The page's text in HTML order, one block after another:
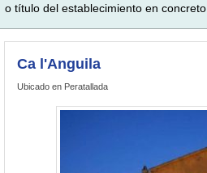
o título del establecimiento en concreto.
Ca l'Anguila
Ubicado en Peratallada